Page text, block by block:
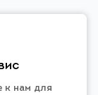
к нам для